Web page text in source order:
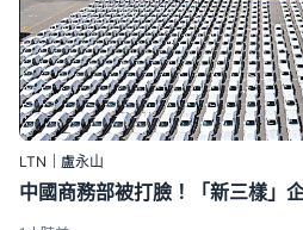
LTN｜盧永山